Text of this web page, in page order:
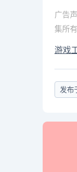
广告
集所
游戏
发布